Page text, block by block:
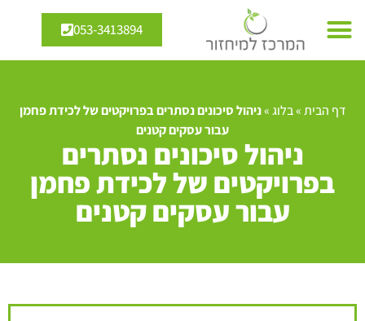
053-3413894
דף הבית»בלוג»ניהול סיכונים נסתרים בפרויקטים של לכידת פחמן
עבור עסקים קטנים
ניהול סיכונים נסתרים
בפרויקטים של לכידת פחמן
עבור עסקים קטנים